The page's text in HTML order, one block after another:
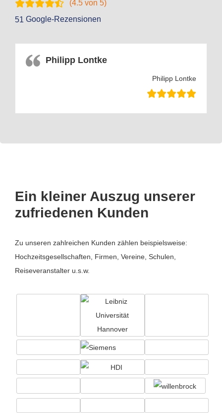
(4.5 von 5)
51 Google-Rezensionen
Philipp Lontke
Philipp Lontke
Ein kleiner Auszug unserer
zufriedenen Kunden
Zu unseren zahlreichen Kunden zählen beispielsweise:
Hochzeitsgesellschaften, Firmen, Vereine, Schulen,
Reiseveranstalter u.s.w.